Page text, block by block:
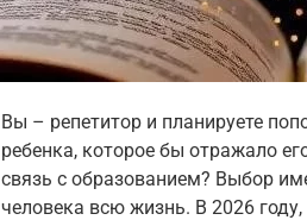
Вы – репетитор и планируете
ребенка, которое бы отражало
связь с образованием? Выбор
человека всю жизнь. В 2026